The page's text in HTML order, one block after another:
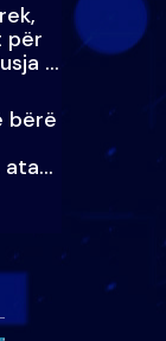
për
e
bërë
ata